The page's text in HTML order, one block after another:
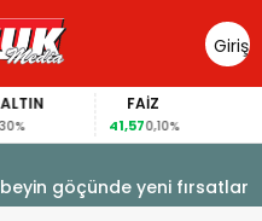
Giriş
Yap
FAİZ
41,570,10%
beyin göçünde yeni fırsatlar